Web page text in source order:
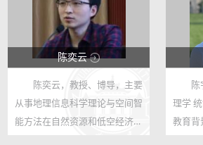
究项目。...
任、
陈奕云
123
557
陈奕云，教授、博导，主要
从事地理信息科学理论与空间智
能方法在自然资源和低空经济领
陈
理学
教育背